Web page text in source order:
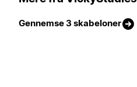
Gennemse 3 skabeloner